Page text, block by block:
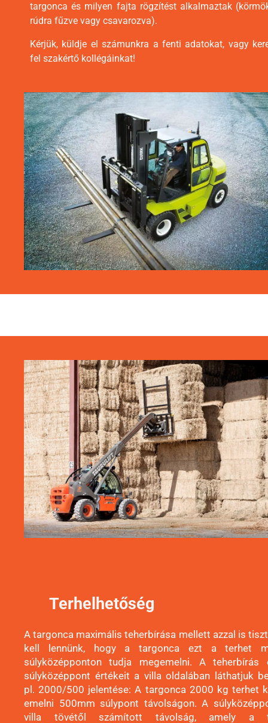
targonca és milyen fajta rögzítést alkalmaztak
rúdra fűzve vagy csavarozva).
Kérjük, küldje el számunkra a fenti adatokat, vagy
fel szakértő kollégáinkat!
Terhelhetőség
A targonca maximális teherbírása mellett azzal is
kell lennünk, hogy a targonca ezt a terhet
súlyközépponton tudja megemelni. A teherbírás
súlyközéppont értékeit a villa oldalában láthatjuk
pl. 2000/500 jelentése: A targonca 2000 kg terhet
emelni 500mm súlypont távolságon. A
villa tövétől számított távolság, amely a